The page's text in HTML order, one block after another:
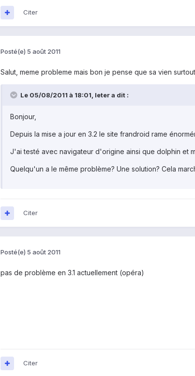
Citer
Posté(e) 5 août 2011
Salut, meme probleme mais bon je pense que sa vien
Le 05/08/2011 à 18:01, leter a dit :
Bonjour,
Depuis la mise a jour en 3.2 le site frandroid rame
J'ai testé avec navigateur d'origine ainsi que dolphin et
Quelqu'un a le même problème? Une solution? Cela
Citer
Posté(e) 5 août 2011
pas de problème en 3.1 actuellement (opéra)
Citer